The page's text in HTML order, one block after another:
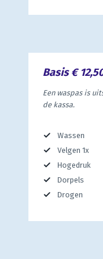
Basis €
Een waspas is
de kassa.
Wassen
Velgen 1x
Hogedruk
Dorpels
Drogen